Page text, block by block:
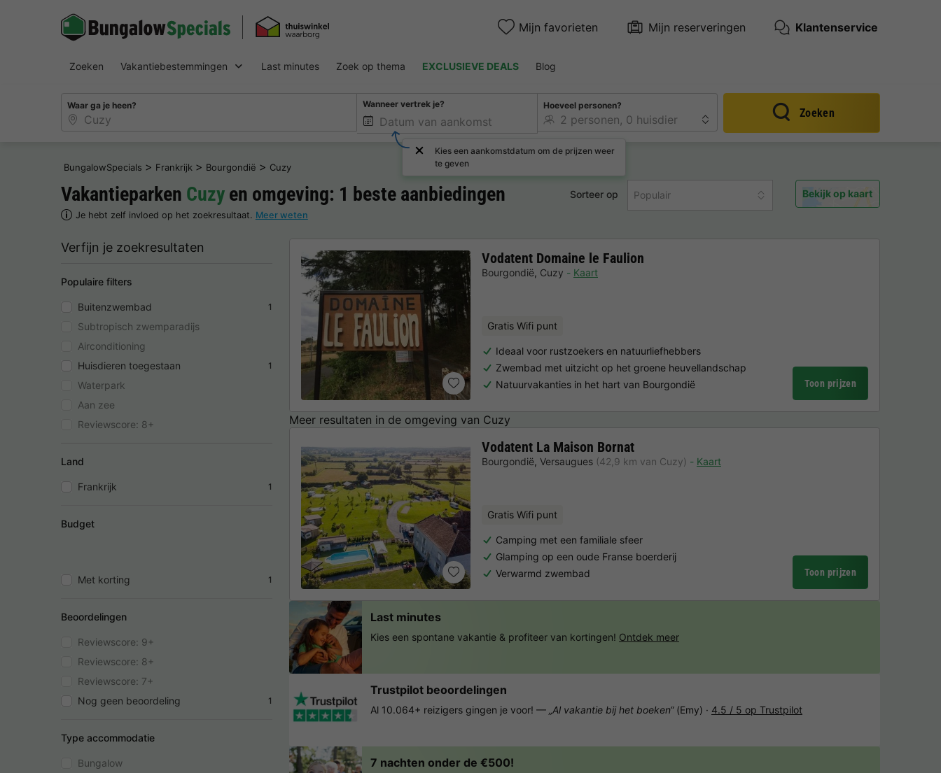
Mijn favorieten Mijn reserveringen Klantenservice
Zoeken Vakantiebestemmingen Last minutes Zoek op thema EXCLUSIEVE DEALS Blog
Waar ga je heen? Wanneer vertrek je?
Kies een aankomstdatum om de prijzen weer
te geven
Hoeveel personen?
Zoeken
BungalowSpecials > Frankrijk > Bourgondië > Cuzy
Vakantieparken Cuzy en omgeving: 1 beste aanbiedingen
Je hebt zelf invloed op het zoekresultaat. Meer weten
Sorteer op Populair Bekijk op kaart
Verfijn je zoekresultaten
Populaire filters
Buitenzwembad 1
Subtropisch zwemparadijs
Airconditioning
Huisdieren toegestaan
1
Waterpark
Aan zee
Reviewscore: 8+
Land
Frankrijk 1
Budget
Met korting 1
Beoordelingen
Reviewscore: 9+
Reviewscore: 8+
Reviewscore: 7+
Nog geen beoordeling
1
Type accommodatie
Bungalow
Vodatent Domaine le Faulion
Bourgondië, Cuzy Kaart
Gratis Wifi punt
Ideaal voor rustzoekers en natuurliefhebbers
Zwembad met uitzicht op het groene heuvellandschap
Natuurvakanties in het hart van Bourgondië
Toon prijzen
Meer resultaten in de omgeving van Cuzy
Vodatent La Maison Bornat
Bourgondië, Versaugues (42,9 km van Cuzy) Kaart
Gratis Wifi punt
Camping met een familiale sfeer
Glamping op een oude Franse boerderij
Verwarmd zwembad
Toon prijzen
Last minutes
Kies een spontane vakantie & profiteer van kortingen! Ontdek meer
Trustpilot beoordelingen
Al 10.064+ reizigers gingen je voor! — „Al vakantie bij het boeken“(Emy) · 4.5 / 5 op Trustpilot
7 nachten onder de €500!